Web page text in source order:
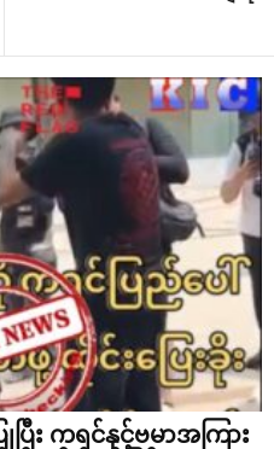
း ကရင်နှင့်ဗမာအကြား